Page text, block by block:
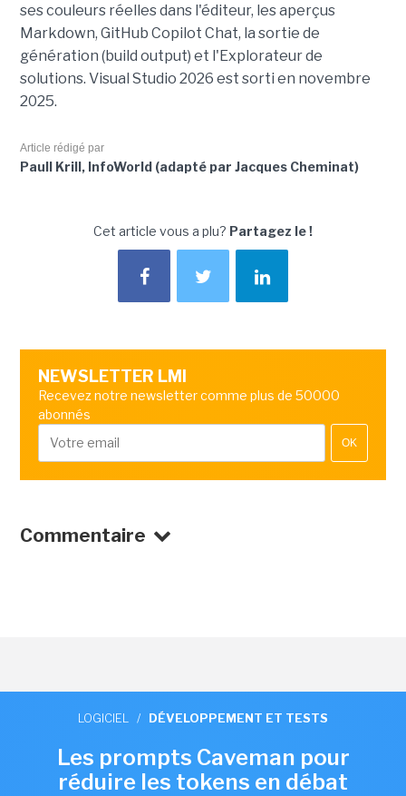
ses couleurs réelles dans l'éditeur, les aperçus
Markdown, GitHub Copilot Chat, la sortie de
génération (build output) et l'Explorateur de
solutions. Visual Studio 2026 est sorti en novembre
2025.
Article rédigé par
Paull Krill, InfoWorld (adapté par Jacques Cheminat)
Cet article vous a plu? Partagez le !
NEWSLETTER LMI
Recevez notre newsletter comme plus de 50000
abonnés
OK
Commentaire
LOGICIEL / DÉVELOPPEMENT ET TESTS
Les prompts Caveman pour
réduire les tokens en débat